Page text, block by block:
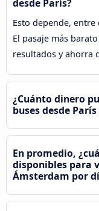
desde París?
Esto depende,
El pasaje más
resultados y ahorra
¿Cuánto dinero
buses desde
En promedio,
disponibles para
Ámsterdam por